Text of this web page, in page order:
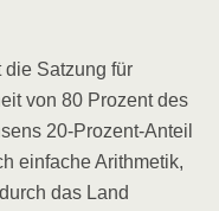
die Satzung für
von 80 Prozent des
20-Prozent-Anteil
einfache Arithmetik,
das Land